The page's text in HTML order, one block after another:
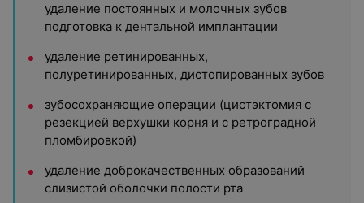
удаление постоянных и молочных зубов
подготовка к дентальной имплантации
удаление ретинированных,
полуретинированных, дистопированных зубов
зубосохраняющие операции (цистэктомия с
резекцией верхушки корня и с ретроградной
пломбировкой)
удаление доброкачественных образований
слизистой оболочки полости рта